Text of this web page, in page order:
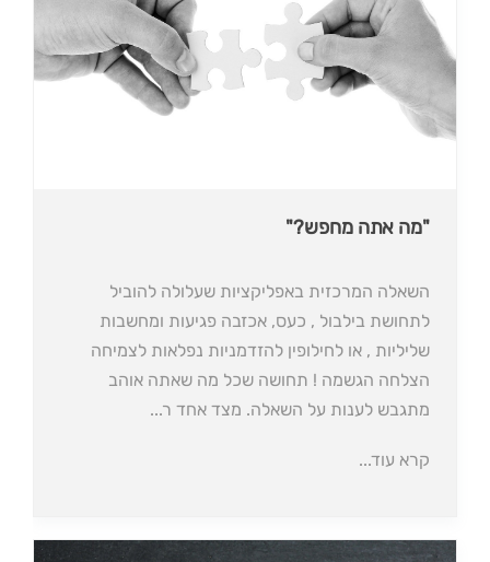
"מה אתה מחפש?"
השאלה המרכזית באפליקציות שעלולה להוביל
לתחושת בילבול , כעס, אכזבה פגיעות ומחשבות
שליליות , או לחילופין להזדמניות נפלאות לצמיחה
הצלחה הגשמה ! תחושה שכל מה שאתה אוהב
מתגבש לענות על השאלה. מצד אחד ר...
קרא עוד...